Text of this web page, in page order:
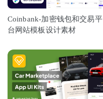
Coinbank-加密钱包和交易平
台网站模板设计素材